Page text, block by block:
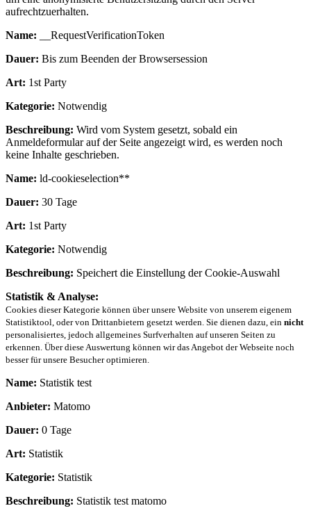
aufrechtzuerhalten.
Name: __RequestVerificationToken
Dauer: Bis zum Beenden der Browsersession
Art: 1st Party
Kategorie: Notwendig
Beschreibung: Wird vom System gesetzt, sobald ein
Anmeldeformular auf der Seite angezeigt wird, es werden noch
keine Inhalte geschrieben.
Name: ld-cookieselection**
Dauer: 30 Tage
Art: 1st Party
Kategorie: Notwendig
Beschreibung: Speichert die Einstellung der Cookie-Auswahl
Statistik & Analyse:
Cookies dieser Kategorie können über unsere Website von unserem eigenem
Statistiktool, oder von Drittanbietern gesetzt werden. Sie dienen dazu, ein nicht
personalisiertes, jedoch allgemeines Surfverhalten auf unseren Seiten zu
erkennen. Über diese Auswertung können wir das Angebot der Webseite noch
besser für unsere Besucher optimieren.
Name: Statistik test
Anbieter: Matomo
Dauer: 0 Tage
Art: Statistik
Kategorie: Statistik
Beschreibung: Statistik test matomo